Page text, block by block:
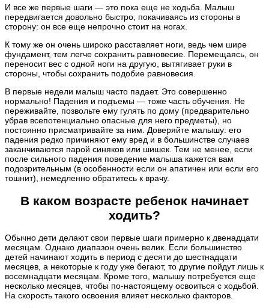
И все же первые шаги — это пока еще не ходьба. Малыш
передвигается довольно быстро, покачиваясь из стороны в
сторону: он все еще непрочно стоит на ногах.
К тому же он очень широко расставляет ноги, ведь чем шире
фундамент, тем легче сохранить равновесие. Перемещаясь, он
переносит вес с одной ноги на другую, вытягивает руки в
стороны, чтобы сохранить подобие равновесия.
В первые недели малыш часто падает. Это совершенно
нормально! Падения и подъемы — тоже часть обучения. Не
переживайте, позвольте ему гулять по дому (предварительно
убрав всепотенциально опасные для него предметы), но
постоянно присматривайте за ним. Доверяйте малышу: его
падения редко причиняют ему вред и в большинстве случаев
заканчиваются парой синяков или шишек. Тем не менее, если
после сильного падения поведение малыша кажется вам
подозрительным (в особенности если он апатичен или если его
тошнит), немедленно обратитесь к врачу.
В каком возрасте ребенок начинает
ходить?
Обычно дети делают свои первые шаги примерно к двенадцати
месяцам. Однако диапазон очень велик. Если большинство
детей начинают ходить в период с десяти до шестнадцати
месяцев, а некоторые к году уже бегают, то другие пойдут лишь к
восемнадцати месяцам. Кроме того, малышу потребуется еще
несколько месяцев, чтобы по-настоящему освоиться с ходьбой.
На скорость такого освоения влияет несколько факторов.